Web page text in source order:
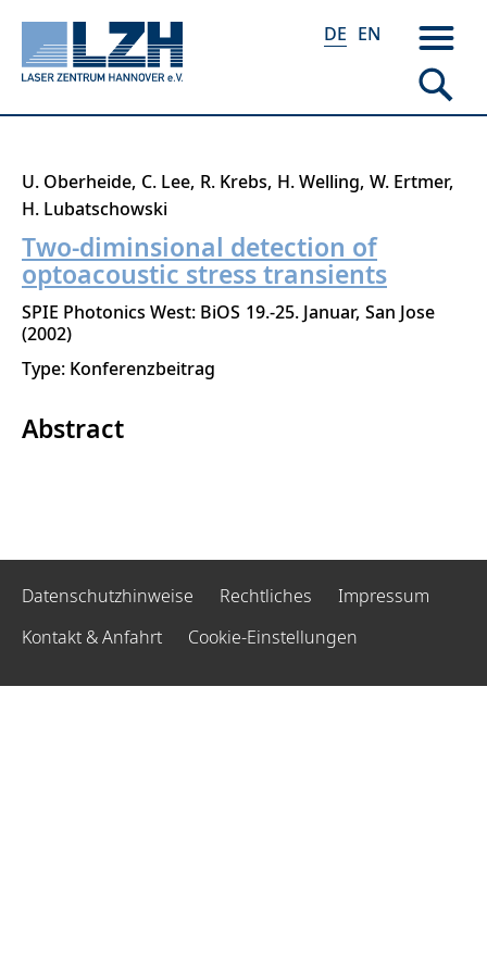
Direkt
zum
Inhalt
DE EN
U. Oberheide C. Lee R. Krebs H. Welling W. Ertmer
H. Lubatschowski
Two-diminsional detection of
optoacoustic stress transients
SPIE Photonics West: BiOS 19.-25. Januar San Jose
2002
Type: Konferenzbeitrag
Abstract
Datenschutzhinweise Rechtliches
Impressum
Kontakt & Anfahrt
Cookie-Einstellungen